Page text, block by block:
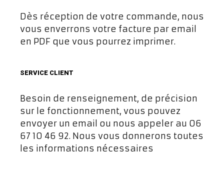
Dès réception de votre commande, nous
vous enverrons votre facture par email
en PDF que vous pourrez imprimer.
SERVICE CLIENT
Besoin de renseignement, de précision
sur le fonctionnement, vous pouvez
envoyer un email ou nous appeler au 06
67 10 46 92. Nous vous donnerons toutes
les informations nécessaires